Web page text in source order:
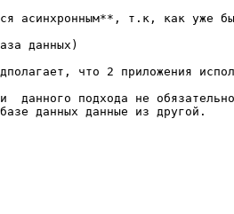
асинхронным**, т.к, как уже
данных)
что 2 приложения
данного подхода не
данных данные из другой.